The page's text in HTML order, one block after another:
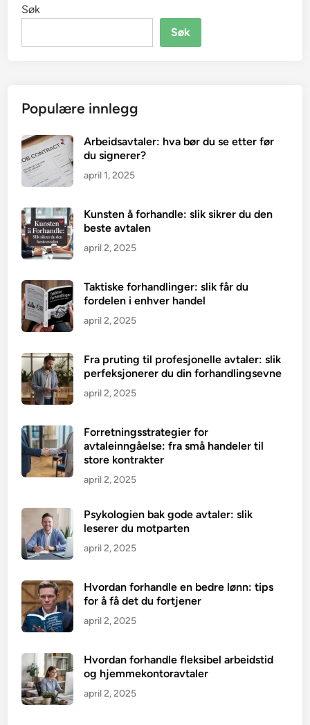
Søk
Søk
Populære innlegg
Arbeidsavtaler: hva bør du se etter før
du signerer?
april 1, 2025
Kunsten å forhandle: slik sikrer du den
beste avtalen
april 2, 2025
Taktiske forhandlinger: slik får du
fordelen i enhver handel
april 2, 2025
Fra pruting til profesjonelle avtaler: slik
perfeksjonerer du din forhandlingsevne
april 2, 2025
Forretningsstrategier for
avtaleinngåelse: fra små handeler til
store kontrakter
april 2, 2025
Psykologien bak gode avtaler: slik
leserer du motparten
april 2, 2025
Hvordan forhandle en bedre lønn: tips
for å få det du fortjener
april 2, 2025
Hvordan forhandle fleksibel arbeidstid
og hjemmekontoravtaler
april 2, 2025